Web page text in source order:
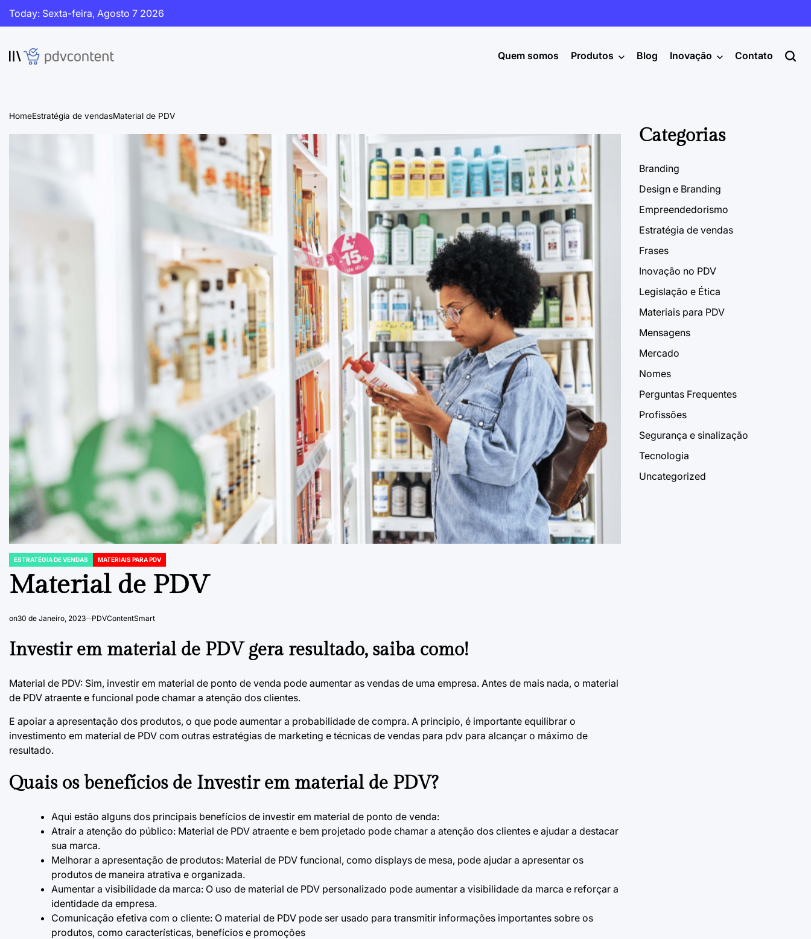
Skip
Today: Sexta-feira, Agosto 7 2026
PDVContent
Quem somos Produtos Blog Inovação Contato
HomeEstratégia de vendasMaterial de PDV
POSTED
ESTRATÉGIA DE VENDAS MATERIAIS PARA PDV
Material de PDV
on30 de Janeiro, 2023 PDVContentSmart
Investir em material de PDV gera resultado, saiba como!
Material de PDV: Sim, investir em material de ponto de venda pode aumentar as vendas de uma empresa. Antes de mais nada, o material
de PDV atraente e funcional pode chamar a atenção dos clientes.
E apoiar a apresentação dos produtos, o que pode aumentar a probabilidade de compra. A principio, é importante equilibrar o
investimento em material de PDV com outras estratégias de marketing e técnicas de vendas para pdv para alcançar o máximo de
resultado.
Quais os benefícios de Investir em material de PDV?
Aqui estão alguns dos principais benefícios de investir em material de ponto de venda:
Atrair a atenção do público: Material de PDV atraente e bem projetado pode chamar a atenção dos clientes e ajudar a destacar
sua marca.
Melhorar a apresentação de produtos: Material de PDV funcional, como displays de mesa, pode ajudar a apresentar os
produtos de maneira atrativa e organizada.
Aumentar a visibilidade da marca: O uso de material de PDV personalizado pode aumentar a visibilidade da marca e reforçar a
identidade da empresa.
Comunicação efetiva com o cliente: O material de PDV pode ser usado para transmitir informações importantes sobre os
produtos, como características, benefícios e promoções
Categorias
Branding
Design e Branding
Empreendedorismo
Estratégia de vendas
Frases
Inovação no PDV
Legislação e Ética
Materiais para PDV
Mensagens
Mercado
Nomes
Perguntas Frequentes
Profissões
Segurança e sinalização
Tecnologia
Uncategorized